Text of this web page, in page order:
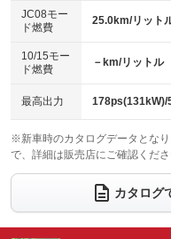
電動格納ミラー
：装備あり
：装備なし
パワーシート
ベンチシート
：装備なし
チップアップシート
：装備なし
：装備なし
ウォークスルー
：装備なし
電動リアゲート
：装備なし
JC08モー
ド燃費
25.0km/リット
10/15モー
ド燃費
－km/リットル
最高出力 178ps(131kW)/
※新車時のカタログデータとな
で、詳細は販売店にご確認くださ
カタログ